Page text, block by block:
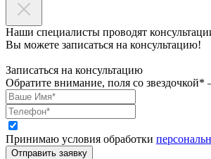
Наши специалисты проводят
Вы можете записаться на консультацию!
Записаться на консультацию
Обратите внимание, поля со звездочкой*
Принимаю условия обработки
Отправить заявку